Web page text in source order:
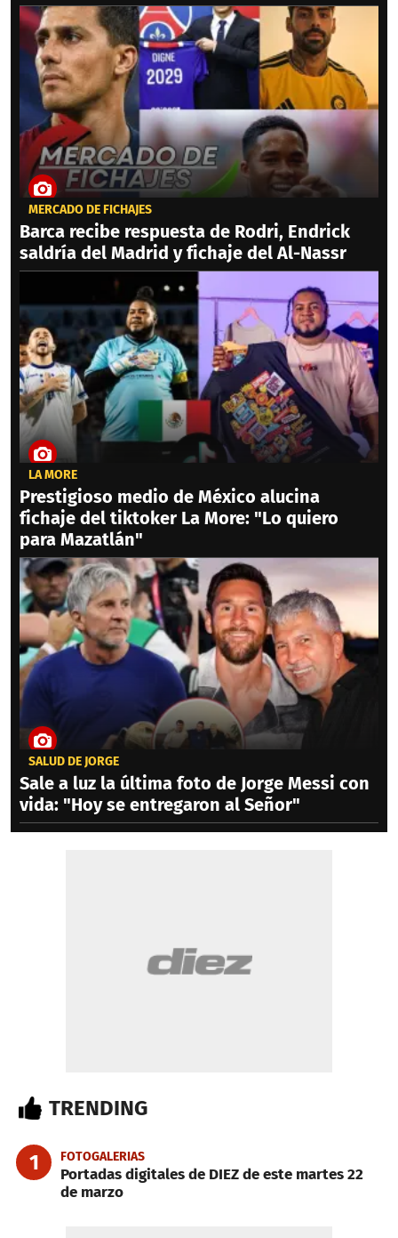
MERCADO DE FICHAJES
Barca recibe respuesta de Rodri, Endrick
saldría del Madrid y fichaje del Al-Nassr
LA MORE
Prestigioso medio de México alucina
fichaje del tiktoker La More: "Lo quiero
para Mazatlán"
SALUD DE JORGE
Sale a luz la última foto de Jorge Messi con
vida: "Hoy se entregaron al Señor"
TRENDING
1 FOTOGALERIAS
Portadas digitales de DIEZ de este martes 22
de marzo